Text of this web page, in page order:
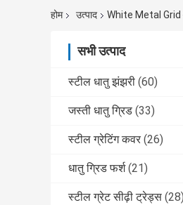
होम उत्पाद White Metal Grid
सभी उत्पाद
स्टील धातु झंझरी (60)
जस्ती धातु ग्रिड (33)
स्टील ग्रेटिंग कवर (26)
धातु ग्रिड फर्श (21)
स्टील ग्रेट सीढ़ी ट्रेड्स (28)